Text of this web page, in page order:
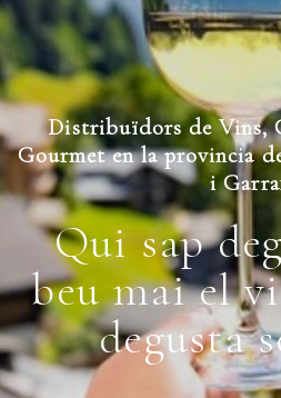
Distribuïdors de Vins,
Gourmet en la provincia
i
Qui sap
beu mai el
degusta